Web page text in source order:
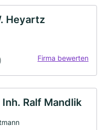
Heyartz
Firma bewerten
Ralf Mandlik